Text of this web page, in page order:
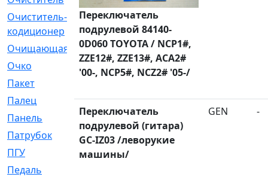
Очиститель-
кодиционер
[1]
Очищающая
[1]
Очко
[24]
Пакет
Палец
[4]
Панель
[61]
Патрубок
[248]
ПГУ
[2]
Педаль
Переключатель
подрулевой 84140-
0D060 TOYOTA / NCP1#,
ZZE12#, ZZE13#, ACA2#
'00-, NCP5#, NCZ2# '05-/
Переключатель
подрулевой (гитара)
GC-IZ03 /леворукие
машины/
GEN -